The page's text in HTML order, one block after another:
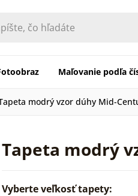
Maľovanie podľa
modrý vzor dúhy Mid-
Tapeta modrý
Vyberte veľkosť tapety: